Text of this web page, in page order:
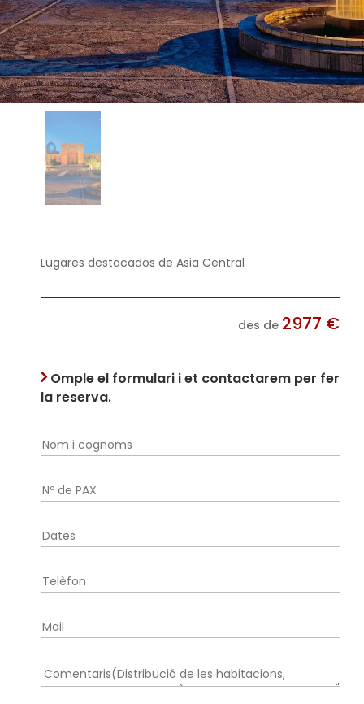
Lugares destacados de Asia Central
des de 2977 €
Omple el formulari i et contactarem per fer
la reserva.